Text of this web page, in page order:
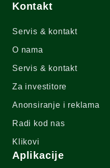
Kontakt
Servis & kontakt
O nama
Servis & kontakt
Za investitore
Anonsiranje i reklama
Radi kod nas
Klikovi
Aplikacije